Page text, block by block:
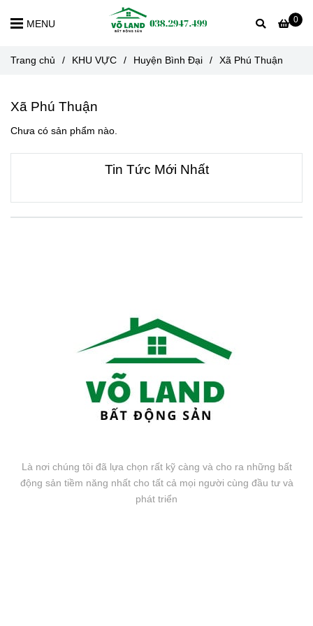
0
MENU
Trang chủ / KHU VỰC / Huyện Bình Đại / Xã Phú Thuận
Xã Phú Thuận
Chưa có sản phẩm nào.
Tin Tức Mới Nhất
Là nơi chúng tôi đã lựa chọn rất kỹ càng và cho ra những bất
động sản tiềm năng nhất cho tất cả mọi người cùng đầu tư và
phát triển